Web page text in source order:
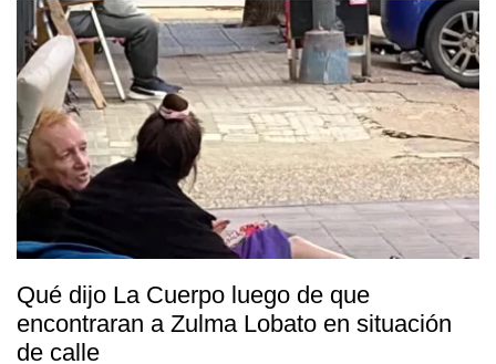
Qué dijo La Cuerpo luego de que
encontraran a Zulma Lobato en situación
de calle